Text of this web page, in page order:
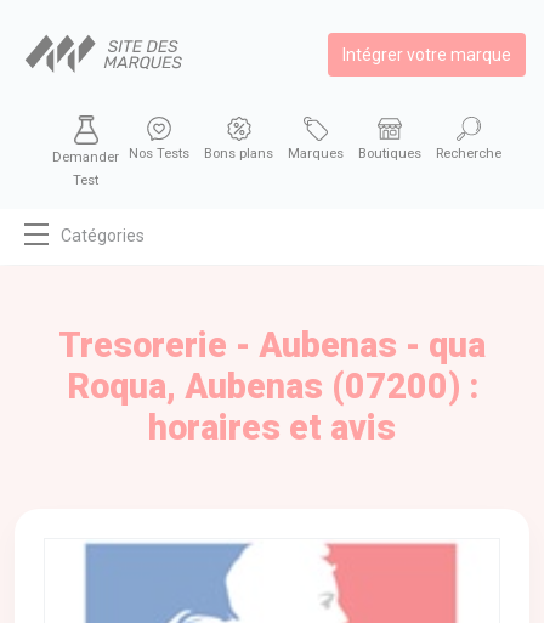
Intégrer votre marque
Demander
Test
Nos Tests Bons plans Marques Boutiques Recherche
Catégories
SE DIVERTIR
BIO & ENVIRONNEMENT
Tresorerie - Aubenas - qua
Roqua, Aubenas (07200) :
horaires et avis